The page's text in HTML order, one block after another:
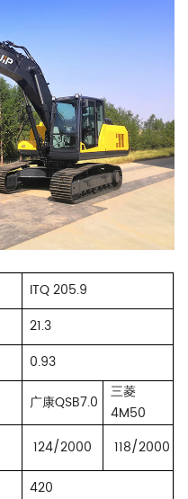
ITQ 205.9
21.3
0.93
广康QSB7.0
三菱
4M50
124/2000
118/2000
420